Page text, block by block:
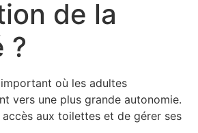
de la
?
important où les adultes
vers une plus grande autonomie.
accès aux toilettes et de gérer ses